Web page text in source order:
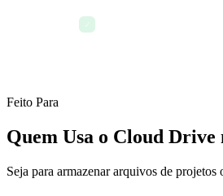
Feito Para
Quem Usa o Cloud Drive
Seja para armazenar arquivos de